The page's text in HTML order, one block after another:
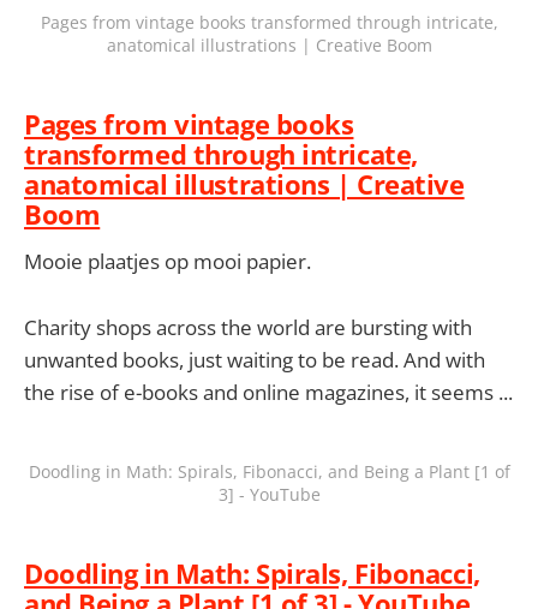
Pages from vintage books transformed through intricate,
anatomical illustrations | Creative Boom
Pages from vintage books
transformed through intricate,
anatomical illustrations | Creative
Boom
Mooie plaatjes op mooi papier.
Charity shops across the world are bursting with
unwanted books, just waiting to be read. And with
the rise of e-books and online magazines, it seems ...
Doodling in Math: Spirals, Fibonacci, and Being a Plant [1 of
3] - YouTube
Doodling in Math: Spirals, Fibonacci,